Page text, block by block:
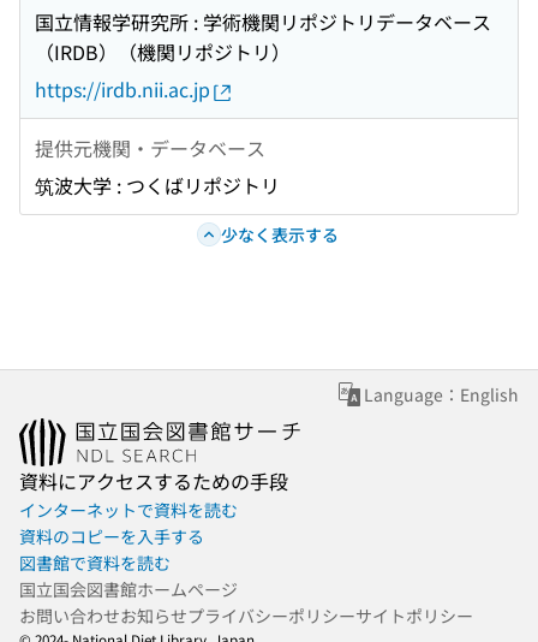
国立情報学研究所 : 学術機関リポジトリデータベース
（IRDB）（機関リポジトリ）
https://irdb.nii.ac.jp
提供元機関・データベース
筑波大学 : つくばリポジトリ
少なく表示する
Language：English
資料にアクセスするための手段
インターネットで資料を読む
資料のコピーを入手する
図書館で資料を読む
国立国会図書館ホームページ
お問い合わせお知らせプライバシーポリシーサイトポリシー